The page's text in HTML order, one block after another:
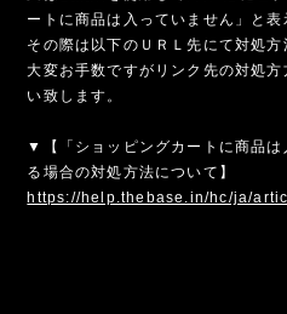
ートに商品は入っていません」と表
その際は以下のＵＲＬ先にて対処方
大変お手数ですがリンク先の対処
い致します。
▼【「ショッピングカートに商品
る場合の対処方法について】
https://help.thebase.in/hc/ja/